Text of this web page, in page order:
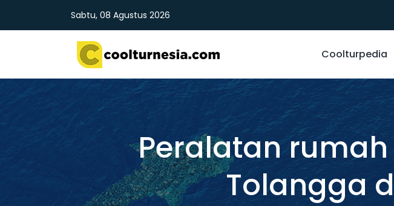
Sabtu, 08 Agustus 2026
Coolturpedia
Peralatan
Tolangga